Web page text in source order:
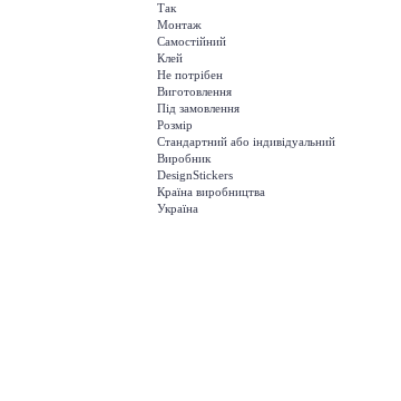
Так
Монтаж
Самостійний
Клей
Не потрібен
Виготовлення
Під замовлення
Розмір
Стандартний або індивідуальний
Виробник
DesignStickers
Країна виробництва
Україна